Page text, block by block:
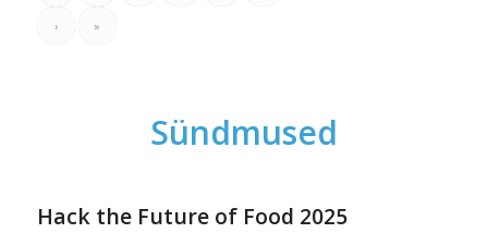
› »
Sündmused
Hack the Future of Food 2025